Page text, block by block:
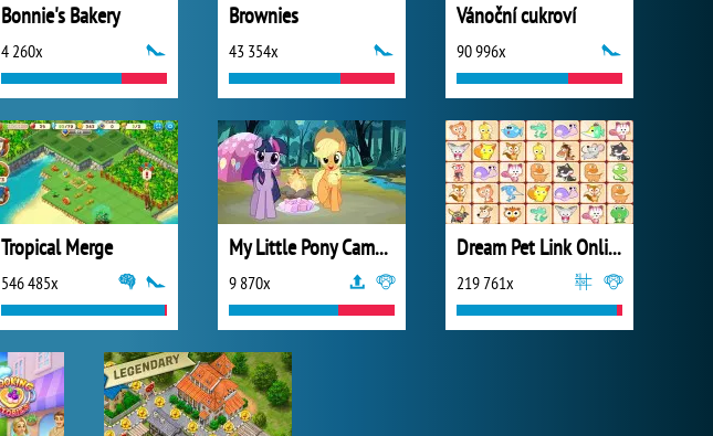
Bonnie's Bakery
4 260x
Brownies
43 354x
Vánoční cukroví
90 996x
Tropical Merge
546 485x
My Little Pony Camp Fun
9 870x
Dream Pet Link Online
219 761x